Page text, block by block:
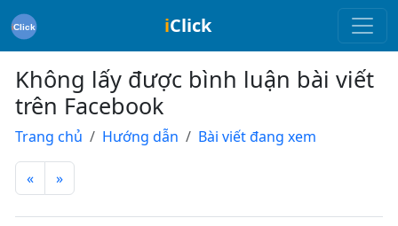
iClick
Không lấy được bình luận bài viết
trên Facebook
Trang chủ Hướng dẫn Bài viết đang xem
« »